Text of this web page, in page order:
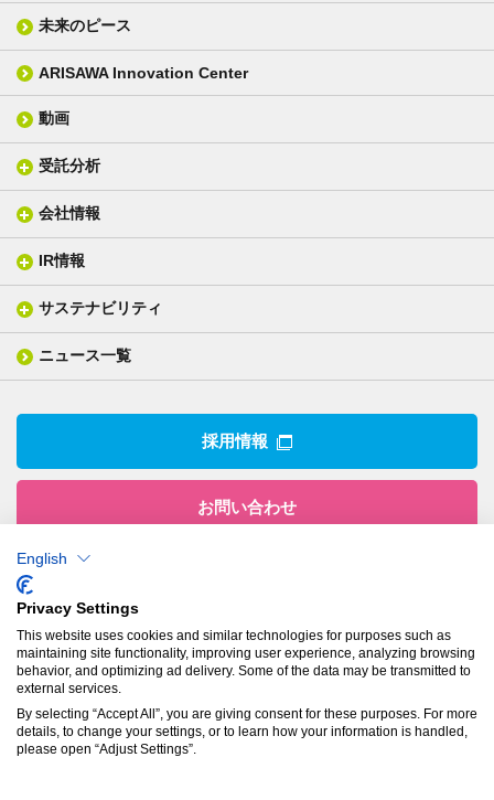
FPC材料
カバーレイフィルム
銅張り積層板
層間接着シート
3D材料
電気絶縁・産業構造材料
織物製品
一般塗工製品
産業用構造材料
塗る
技術用語集
技術・製品情報トップ
未来のピース
ARISAWA Innovation Center
動画
受託分析
分析メニュー(事例)
分析ニュース
会社情報
会社概要
事業所
関係企業
IR情報
IR情報トップ
IRニュース
サステナビリティ
サステナビリティ・マネジメント
社会との関わり
ニュース一覧
採用情報
お問い合わせ
株式会社有沢製作所
本社
〒943-8610
新潟県上越市南本町1丁目5番5号
TEL：025-524-5121／FAX：025-524-1117
プライバシーポリシー
English
Privacy Settings
This website uses cookies and similar technologies for purposes such as
maintaining site functionality, improving user experience, analyzing browsing
behavior, and optimizing ad delivery. Some of the data may be transmitted to
external services.
By selecting “Accept All”, you are giving consent for these purposes. For more
details, to change your settings, or to learn how your information is handled,
please open “Adjust Settings”.